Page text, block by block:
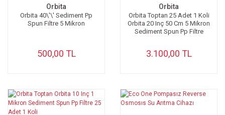
Orbita
Orbita 40\'\' Sediment Pp
Spun Filtre 5 Mikron
500,00 TL
Orbita
Orbita Toptan 25 Adet 1 Koli
Orbita 20 Inç 50 Cm 5 Mikron
Sediment Spun Pp Filtre
3.100,00 TL